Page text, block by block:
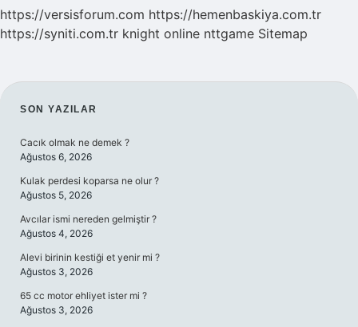
https://versisforum.com https://hemenbaskiya.com.tr
https://syniti.com.tr knight online nttgame Sitemap
SIDEBAR
SON YAZILAR
Cacık olmak ne demek ?
Ağustos 6, 2026
Kulak perdesi koparsa ne olur ?
Ağustos 5, 2026
Avcılar ismi nereden gelmiştir ?
Ağustos 4, 2026
Alevi birinin kestiği et yenir mi ?
Ağustos 3, 2026
65 cc motor ehliyet ister mi ?
Ağustos 3, 2026